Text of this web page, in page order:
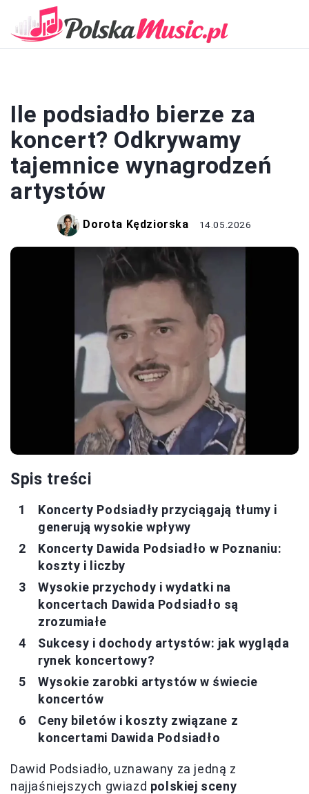
Ile podsiadło bierze za
koncert? Odkrywamy
tajemnice wynagrodzeń
artystów
Dorota Kędziorska 14.05.2026
Spis treści
Koncerty Podsiadły przyciągają tłumy i
generują wysokie wpływy
Koncerty Dawida Podsiadło w Poznaniu:
koszty i liczby
Wysokie przychody i wydatki na
koncertach Dawida Podsiadło są
zrozumiałe
Sukcesy i dochody artystów: jak wygląda
rynek koncertowy?
Wysokie zarobki artystów w świecie
koncertów
Ceny biletów i koszty związane z
koncertami Dawida Podsiadło
Dawid Podsiadło, uznawany za jedną z
najjaśniejszych gwiazd polskiej sceny